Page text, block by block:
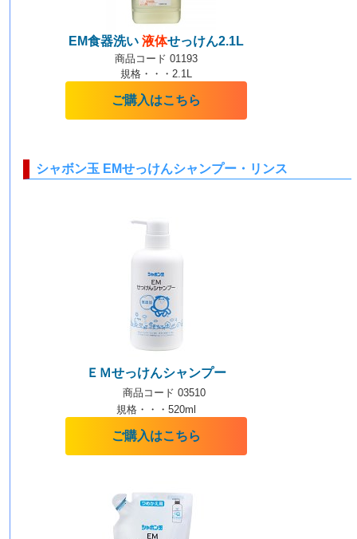
EM食器洗い 液体せっけん2.1L
商品コード 01193
規格・・・2.1L
ご購入はこちら
シャボン玉 EMせっけんシャンプー・リンス
ＥＭせっけんシャンプー
商品コード 03510
規格・・・520ml
ご購入はこちら